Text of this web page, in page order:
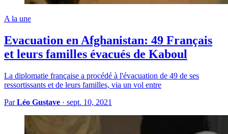
A la une
Evacuation en Afghanistan: 49 Français
et leurs familles évacués de Kaboul
La diplomatie française a procédé à l'évacuation de 49 de ses
ressortissants et de leurs familles, via un vol entre
ParLéo Gustave · sept. 10, 2021